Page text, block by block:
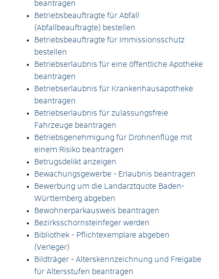
beantragen
Betriebsbeauftragte für Abfall
(Abfallbeauftragte) bestellen
Betriebsbeauftragte für Immissionsschutz
bestellen
Betriebserlaubnis für eine öffentliche Apotheke
beantragen
Betriebserlaubnis für Krankenhausapotheke
beantragen
Betriebserlaubnis für zulassungsfreie
Fahrzeuge beantragen
Betriebsgenehmigung für Drohnenflüge mit
einem Risiko beantragen
Betrugsdelikt anzeigen
Bewachungsgewerbe - Erlaubnis beantragen
Bewerbung um die Landarztquote Baden-
Württemberg abgeben
Bewohnerparkausweis beantragen
Bezirksschornsteinfeger werden
Bibliothek - Pflichtexemplare abgeben
(Verleger)
Bildträger - Alterskennzeichnung und Freigabe
für Altersstufen beantragen